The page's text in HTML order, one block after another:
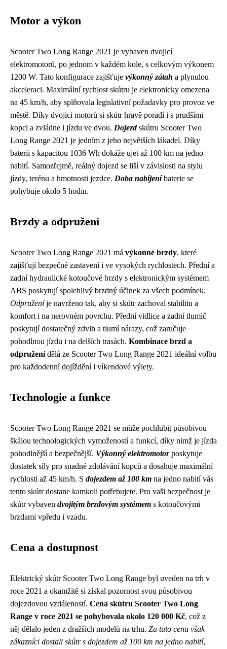
Motor a výkon
Scooter Two Long Range 2021 je vybaven dvojicí
elektromotorů, po jednom v každém kole, s celkovým výkonem
1200 W. Tato konfigurace zajišťuje výkonný zátah a plynulou
akceleraci. Maximální rychlost skútru je elektronicky omezena
na 45 km/h, aby splňovala legislativní požadavky pro provoz ve
městě. Díky dvojici motorů si skútr hravě poradí i s prudšími
kopci a zvládne i jízdu ve dvou. Dojezdskútru Scooter Two
Long Range 2021 je jedním z jeho největších lákadel. Díky
baterii s kapacitou 1036 Wh dokáže ujet až 100 km na jedno
nabití. Samozřejmě, reálný dojezd se liší v závislosti na stylu
jízdy, terénu a hmotnosti jezdce. Doba nabíjeníbaterie se
pohybuje okolo 5 hodin.
Brzdy a odpružení
Scooter Two Long Range 2021 má výkonné brzdy, které
zajišťují bezpečné zastavení i ve vysokých rychlostech. Přední a
zadní hydraulické kotoučové brzdy s elektronickým systémem
ABS poskytují spolehlivý brzdný účinek za všech podmínek.
Odpruženíje navrženo tak, aby si skútr zachoval stabilitu a
komfort i na nerovném povrchu. Přední vidlice a zadní tlumič
poskytují dostatečný zdvih a tlumí nárazy, což zaručuje
pohodlnou jízdu i na delších trasách. Kombinace brzd a
odpruženídělá ze Scooter Two Long Range 2021 ideální volbu
pro každodenní dojíždění i víkendové výlety.
Technologie a funkce
Scooter Two Long Range 2021 se může pochlubit působivou
škálou technologických vymožeností a funkcí, díky nimž je jízda
pohodlnější a bezpečnější. Výkonný elektromotorposkytuje
dostatek síly pro snadné zdolávání kopců a dosahuje maximální
rychlosti až 45 km/h. S dojezdem až 100 km na jedno nabití vás
tento skútr dostane kamkoli potřebujete. Pro vaši bezpečnost je
skútr vybaven dvojitým brzdovým systémem s kotoučovými
brzdami vpředu i vzadu.
Cena a dostupnost
Elektrický skútr Scooter Two Long Range byl uveden na trh v
roce 2021 a okamžitě si získal pozornost svou působivou
dojezdovou vzdáleností. Cena skútru Scooter Two Long
Range v roce 2021 se pohybovala okolo 120 000 Kč, což z
něj dělalo jeden z dražších modelů na trhu. Za tuto cenu však
zákazníci dostali skútr s dojezdem až 100 km na jedno nabití,